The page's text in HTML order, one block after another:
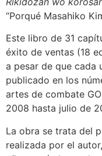
“Porqué Masahiko
Este libro de 31
éxito de ventas (18
a pesar de que cada
publicado en los
artes de combate
2008 hasta julio de
La obra se trata del
realizada por el